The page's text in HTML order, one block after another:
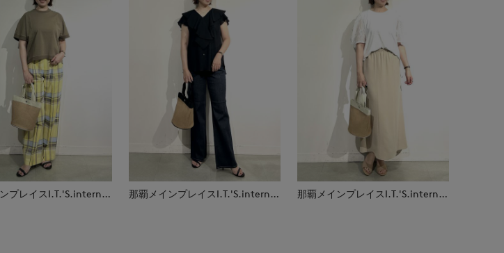
那覇メインプレイスI.T.'S.international 那覇メインプレイスI.T.'S.international 那覇メインプレイスI.T.'S.international